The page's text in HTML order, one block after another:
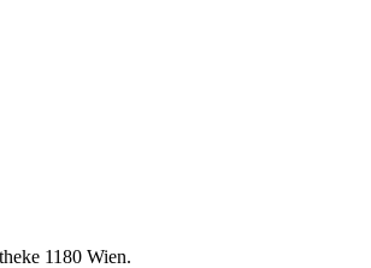
1180 Wien.